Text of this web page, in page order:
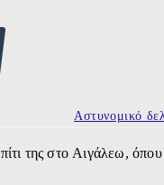
Αστυνομικό
της στο Αιγάλεω,